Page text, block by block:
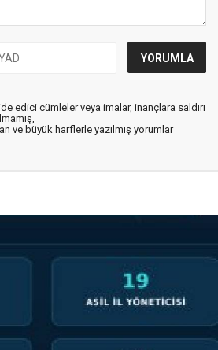
edici cümleler veya imalar, inançlara saldırı
ve büyük harflerle yazılmış yorumlar